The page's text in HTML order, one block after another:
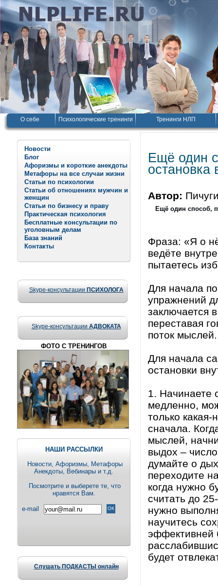
О себе Психологические тренинги Тренинги НЛП
Новости
Блог
Афоризмы и короткие анекдоты
Метафоры на все случаи жизни
Статьи по психологии
Статьи об отношениях мужчин и
женщин
Статьи по бизнесу и праву
Практическая психология
Бесплатные консультации по
уголовным делам
База знаний
Контакты
Skype-консультации ПСИХОЛОГА
Skype-консультации АДВОКАТА
ФОТО С ТРЕНИНГОВ
НАШИ РАССЫЛКИ
Новости, Aфоризмы, Метафоры
Анекдоты, Вебинары и т.д.
Посмотрите и выберете те, что
нравятся Вам.
e-mail
Слушать ПОДКАСТЫ онлайн
Ещё один
остановка
Автор:
Ещё один способ,
Фраза: «Я о
ведёте
пытаетесь
Для начала
упражнений
заключается
переставая
поток мыслей.
Для начала
остановки
1. Начинаете
медленно,
только какая-
сначала.
мыслей,
выдох –
думайте о
переходите
когда нужно
считать до
нужно
научитесь
эффективней
будет